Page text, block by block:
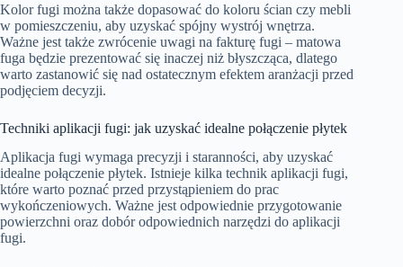
Kolor fugi można także dopasować do koloru ścian czy mebli
w pomieszczeniu, aby uzyskać spójny wystrój wnętrza.
Ważne jest także zwrócenie uwagi na fakturę fugi – matowa
fuga będzie prezentować się inaczej niż błyszcząca, dlatego
warto zastanowić się nad ostatecznym efektem aranżacji przed
podjęciem decyzji.
Techniki aplikacji fugi: jak uzyskać idealne połączenie płytek
Aplikacja fugi wymaga precyzji i staranności, aby uzyskać
idealne połączenie płytek. Istnieje kilka technik aplikacji fugi,
które warto poznać przed przystąpieniem do prac
wykończeniowych. Ważne jest odpowiednie przygotowanie
powierzchni oraz dobór odpowiednich narzędzi do aplikacji
fugi.